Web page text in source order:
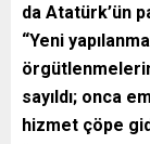
da Atatürk’ün
“Yeni
sayıldı; onca
hizmet çöpe